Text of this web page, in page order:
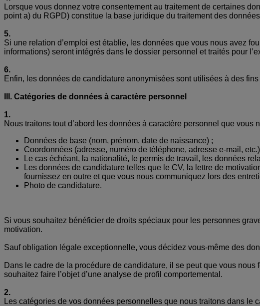
Lorsque vous donnez votre consentement au traitement de certaines
point a) du RGPD) constitue la base juridique du traitement des
5.
Si une relation d’emploi est établie, les données que vous nous avez
informations) seront intégrés dans le dossier personnel et traités pour
6.
Enfin, les données de candidature anonymisées sont utilisées à des
III. Catégories de données à caractère personnel
1.
Nous traitons tout d’abord les données à caractère personnel que
Données de base (nom, prénom, date de naissance) ;
Coordonnées (adresse, numéro de téléphone, adresse e-mail,
Le cas échéant, la nationalité, le permis de travail, les données
Les données de candidature telles que le CV, la lettre de
fournissez en outre et que vous nous communiquez lors des
Photo de candidature.
Si vous souhaitez bénéficier de droits spéciaux pour les personnes
motivation.
Sauf obligation légale exceptionnelle, vous décidez vous-même des
Dans le cadre de la procédure de candidature, il se peut que vous
souhaitez faire l’objet d’une analyse de profil comportemental.
2.
Les catégories de vos données personnelles que nous traitons dans